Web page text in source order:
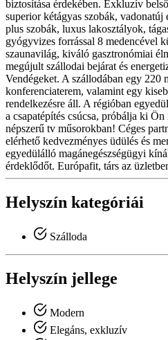
biztosítása érdekében. Exkluzív
superior kétágyas szobák, vadonatúj
plus szobák, luxus lakosztályok,
gyógyvizes forrással 8 medencével
szaunavilág, kiváló gasztronómiai
megújult szállodai bejárat és
Vendégeket. A szállodában egy 220
konferenciaterem, valamint egy
rendelkezésre áll. A régióban
a csapatépítés csúcsa, próbálja ki
népszerű tv műsorokban! Céges
elérhető kedvezményes üdülés és
egyedülálló magánegészségügyi
érdeklődőt. Európafit, társ az
Helyszín kategóriái
Szálloda
Helyszín jellege
Modern
Elegáns, exkluzív